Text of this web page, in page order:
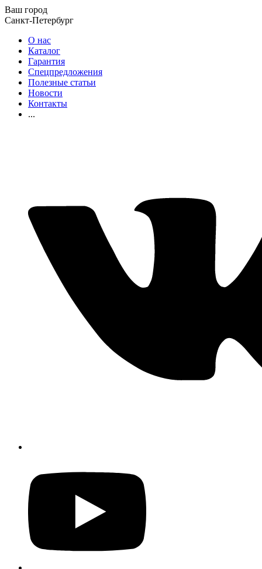
Ваш город
Санкт-Петербург
О нас
Каталог
Гарантия
Спецпредложения
Полезные статьи
Новости
Контакты
...